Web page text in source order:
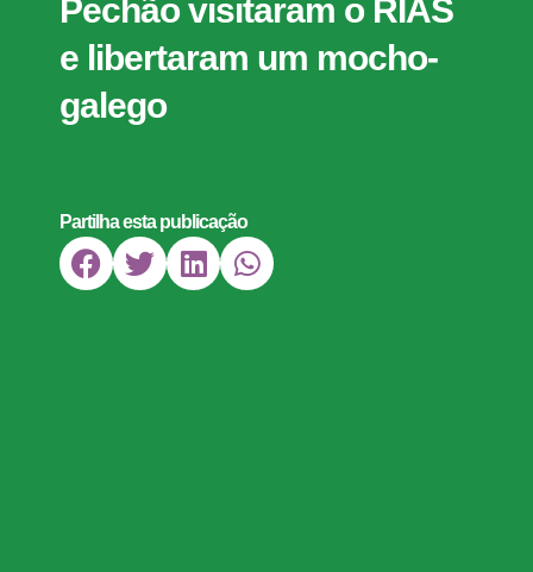
Pechão visitaram o RIAS
e libertaram um mocho-
galego
Partilha esta publicação